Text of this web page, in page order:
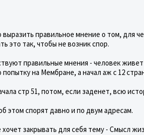
выразить правильное мнение о том,
это так, чтобы не возник спор.
правильные мнения - человек
на Мембране, а начал аж с 12
стр 51, потом, если заденет, всю
этом спорят давно и по двум адресам.
хочет закрывать для себя тему - Смысл